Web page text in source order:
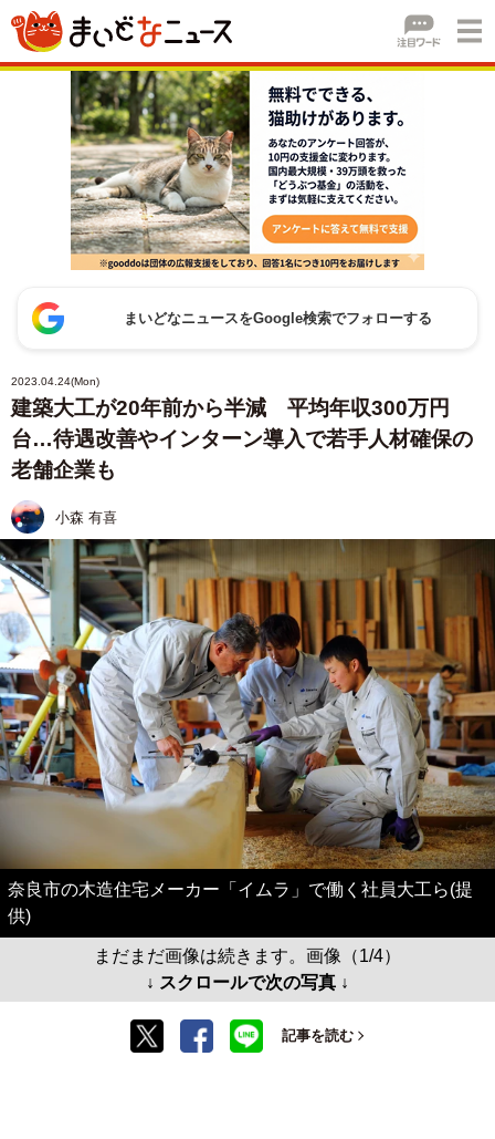
まいどなニュースをGoogle検索でフォローする
2023.04.24(Mon)
建築大工が20年前から半減 平均年収300万円
台…待遇改善やインターン導入で若手人材確保の
老舗企業も
小森 有喜
奈良市の木造住宅メーカー「イムラ」で働く社員大工ら(提
供)
まだまだ画像は続きます。画像（1/4）
↓ スクロールで次の写真 ↓
記事を読む